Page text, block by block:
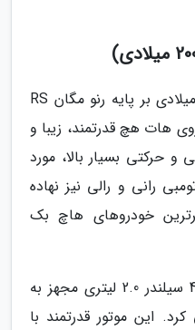
رنو مگان R26.R در سال 2008 میلادی بر پایه رنو مگان RS
هات هچ قدرتمند، زیبا و
و حرکتی بسیار بالا، مورد
رانی و رالی نیز نهاده
خودروهای هاچ بک
رنو مگان R26.R از یک موتور 4 سیلندر 2.0 لیتری مجهز به
این موتور قدرتمند با